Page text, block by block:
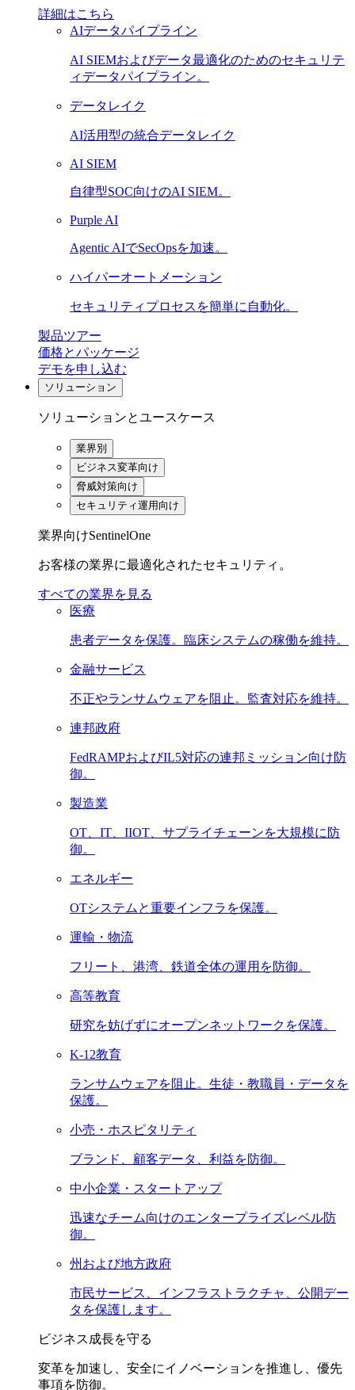
詳細はこちら
AIデータパイプライン
AI SIEMおよびデータ最適化のためのセキュリテ
ィデータパイプライン。
データレイク
AI活用型の統合データレイク
AI SIEM
自律型SOC向けのAI SIEM。
Purple AI
Agentic AIでSecOpsを加速。
ハイパーオートメーション
セキュリティプロセスを簡単に自動化。
製品ツアー
価格とパッケージ
デモを申し込む
ソリューション
ソリューションとユースケース
業界別
ビジネス変革向け
脅威対策向け
セキュリティ運用向け
業界向けSentinelOne
お客様の業界に最適化されたセキュリティ。
すべての業界を見る
医療
患者データを保護。臨床システムの稼働を維持。
金融サービス
不正やランサムウェアを阻止。監査対応を維持。
連邦政府
FedRAMPおよびIL5対応の連邦ミッション向け防
御。
製造業
OT、IT、IIOT、サプライチェーンを大規模に防
御。
エネルギー
OTシステムと重要インフラを保護。
運輸・物流
フリート、港湾、鉄道全体の運用を防御。
高等教育
研究を妨げずにオープンネットワークを保護。
K-12教育
ランサムウェアを阻止。生徒・教職員・データを
保護。
小売・ホスピタリティ
ブランド、顧客データ、利益を防御。
中小企業・スタートアップ
迅速なチーム向けのエンタープライズレベル防
御。
州および地方政府
市民サービス、インフラストラクチャ、公開デー
タを保護します。
ビジネス成長を守る
変革を加速し、安全にイノベーションを推進し、優先
事項を防御。